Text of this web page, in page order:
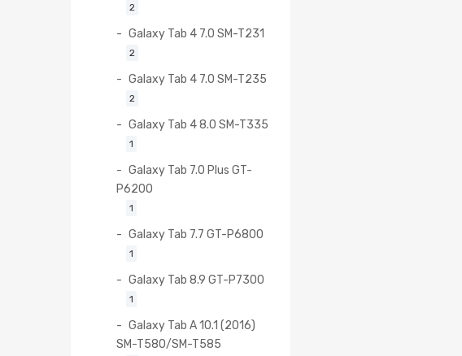
2
Galaxy Tab 4 7.0 SM-T231
2
Galaxy Tab 4 7.0 SM-T235
2
Galaxy Tab 4 8.0 SM-T335
1
Galaxy Tab 7.0 Plus GT-
P6200
1
Galaxy Tab 7.7 GT-P6800
1
Galaxy Tab 8.9 GT-P7300
1
Galaxy Tab A 10.1 (2016)
SM-T580/SM-T585